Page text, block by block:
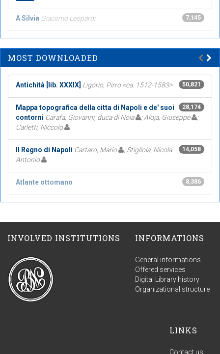
7,145
A Silvia Giacomo Leopardi
MOST DOWNLOADED
50,821
Antichità [lib. XXXIX] Ligorio, Pirro <ca. 1512-1583>
28,174
Mappa topografica della citta di Napoli e de' suoi
contorni Carafa, Giovanni, duca di Noia ; Aloja, Giuseppe
;
Carletti, Niccolo
14,058
Il Regno di Napoli Cartaro, Mario
; Stigliola, Nicola
Antonio
8,386
Atlante ottomano
INVOLVED INSTITUTIONS INFORMATIONS
General informations
Offered services
Digital Library history
Organizational structure
LINKS
Contact us